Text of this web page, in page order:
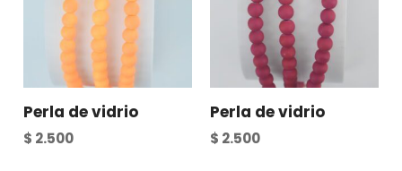
Perla de vidrio
$ 2.500
Perla de vidrio
$ 2.500